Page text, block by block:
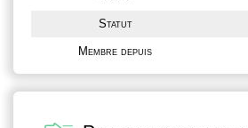
Statut
Membre depuis